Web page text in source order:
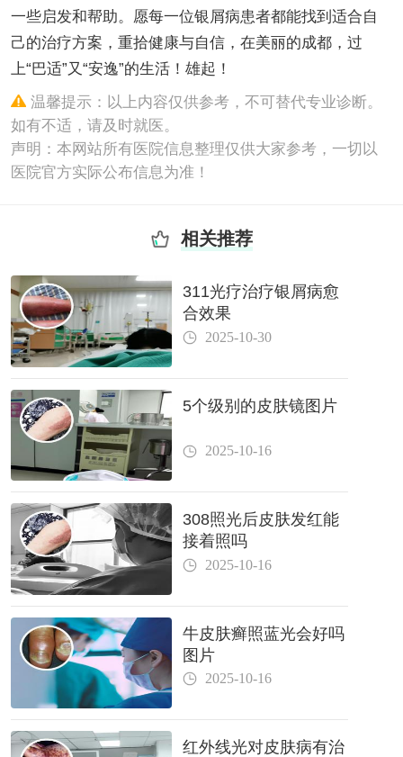
一些启发和帮助。愿每一位银屑病患者都能找到适合自
己的治疗方案，重拾健康与自信，在美丽的成都，过
上“巴适”又“安逸”的生活！雄起！
温馨提示：以上内容仅供参考，不可替代专业诊断。
如有不适，请及时就医。
声明：本网站所有医院信息整理仅供大家参考，一切以
医院官方实际公布信息为准！
相关推荐
311光疗治疗银屑病愈
合效果
2025-10-30
5个级别的皮肤镜图片
2025-10-16
308照光后皮肤发红能
接着照吗
2025-10-16
牛皮肤癣照蓝光会好吗
图片
2025-10-16
红外线光对皮肤病有治